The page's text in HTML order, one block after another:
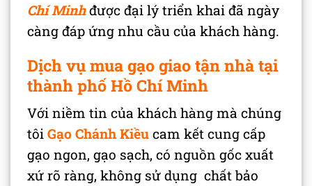
Chí Minhđược đại lý triển khai đã ngày
càng đáp ứng nhu cầu của khách hàng.
Dịch vụ mua gạo giao tận nhà tại
thành phố Hồ Chí Minh
Với niềm tin của khách hàng mà chúng
tôi Gạo Chánh Kiều cam kết cung cấp
gạo ngon, gạo sạch, có nguồn gốc xuất
xứ rõ ràng, không sử dụng chất bảo